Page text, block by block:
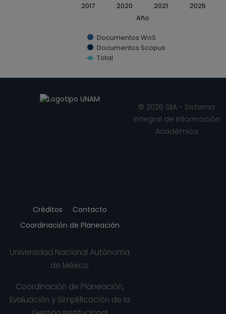
Año
Documentos WoS
Documentos Scopus
Total
2017 2020 2021 2025
End of interactive chart.
Créditos
Contacto
Coordinación de Planeación
Universidad Nacional Autónoma
de México
Coordinación de Planeación,
Evaluación y Simplificación de la
© 2026 SIIA - Sistema
Integral de Información
Académica